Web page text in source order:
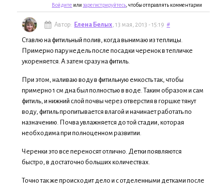
Войдите или зарегистрируйтесь , чтобы отправлять комментарии
Автор: Елена Белых, 13 мая, 2013 - 15:19 #
Ставлю на фитильный полив, когда вынимаю из теплицы.
Примерно пару недель после посадки черенок в тепличке
укореняется. А затем сразу на фитиль.
При этом, наливаю воду в фитильную емкость так, чтобы
примерно 1 см дна был полностью в воде. Таким образом и сам
фитиль, и нижний слой почвы через отверстия в горшке тянут
воду, фитиль пропитывается влагой и начинает работать по
назначению. Почва увлажняется до той стадии, которая
необходима при полноценном развитии.
Черенки это все переносят отлично. Детки появляются
быстро, в достаточно больших количествах.
Точно так же происходит дело и с отделенными детками после